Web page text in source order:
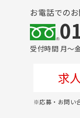
お電話での
受付時間 月～
求
※応募・お問い